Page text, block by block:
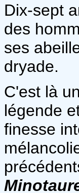
Dix-sept
des
ses
dryade.
C'est là
légende
finesse